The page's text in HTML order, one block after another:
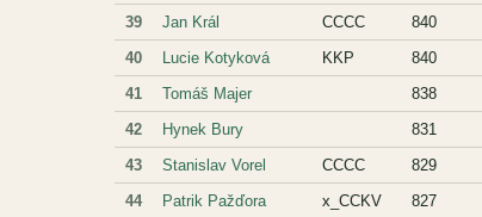
39 Jan Král CCCC 840
40 Lucie Kotyková KKP 840
41 Tomáš Majer 838
42 Hynek Bury 831
43 Stanislav Vorel CCCC 829
44 Patrik Pažďora x_CCKV 827